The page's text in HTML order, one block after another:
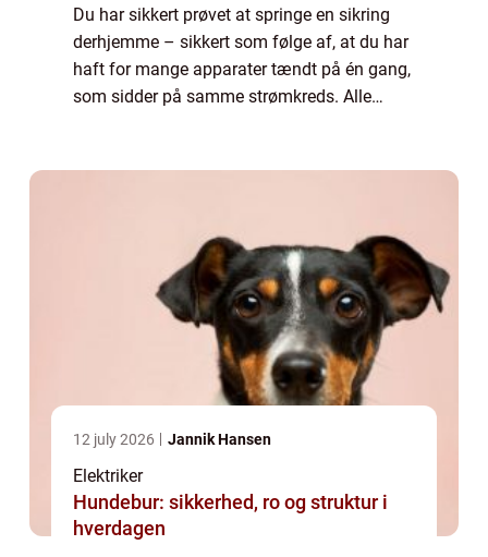
Du har sikkert prøvet at springe en sikring
derhjemme – sikkert som følge af, at du har
haft for mange apparater tændt på én gang,
som sidder på samme strømkreds. Alle
12 july 2026 Jannik Hansen
Elektriker
Hundebur: sikkerhed, ro og struktur i
hverdagen